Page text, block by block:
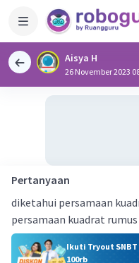
Aisya H
26 November 2023
Pertanyaan
diketahui persamaan
persamaan kuadrat
Ikuti Tryout
100rb